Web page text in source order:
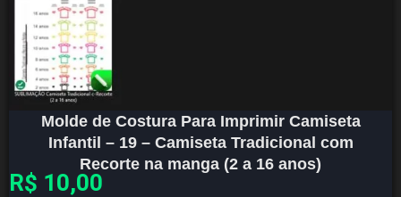
Molde de Costura Para Imprimir Camiseta
Infantil – 19 – Camiseta Tradicional com
Recorte na manga (2 a 16 anos)
R$ 10,00